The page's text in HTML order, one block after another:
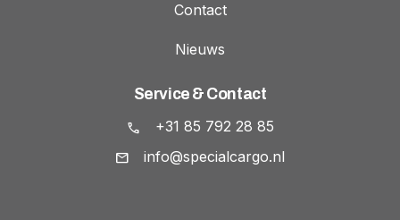
Contact
Nieuws
Service & Contact
+31 85 792 28 85
info@specialcargo.nl